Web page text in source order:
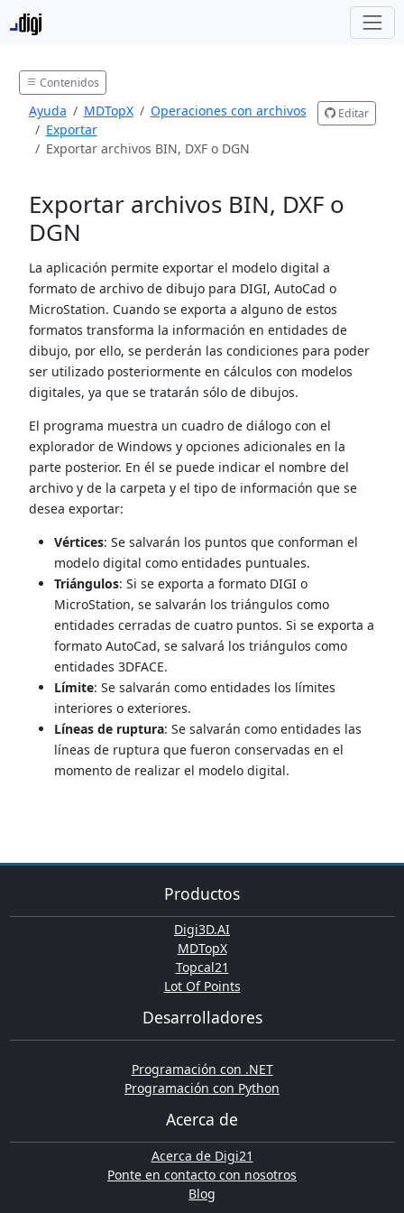
Contenidos
Ayuda MDTopX
Operaciones con archivos
Exportar
Exportar archivos BIN, DXF o DGN
Editar
Exportar archivos BIN, DXF o
DGN
La aplicación permite exportar el modelo digital a
formato de archivo de dibujo para DIGI, AutoCad o
MicroStation. Cuando se exporta a alguno de estos
formatos transforma la información en entidades de
dibujo, por ello, se perderán las condiciones para poder
ser utilizado posteriormente en cálculos con modelos
digitales, ya que se tratarán sólo de dibujos.
El programa muestra un cuadro de diálogo con el
explorador de Windows y opciones adicionales en la
parte posterior. En él se puede indicar el nombre del
archivo y de la carpeta y el tipo de información que se
desea exportar:
Vértices: Se salvarán los puntos que conforman el
modelo digital como entidades puntuales.
Triángulos: Si se exporta a formato DIGI o
MicroStation, se salvarán los triángulos como
entidades cerradas de cuatro puntos. Si se exporta a
formato AutoCad, se salvará los triángulos como
entidades 3DFACE.
Límite: Se salvarán como entidades los límites
interiores o exteriores.
Líneas de ruptura: Se salvarán como entidades las
líneas de ruptura que fueron conservadas en el
momento de realizar el modelo digital.
Productos
Digi3D.AI
MDTopX
Topcal21
Lot Of Points
Desarrolladores
Programación con .NET
Programación con Python
Acerca de
Acerca de Digi21
Ponte en contacto con nosotros
Blog